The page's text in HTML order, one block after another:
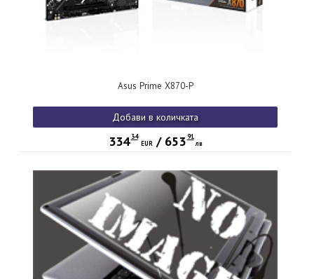
Asus Prime X870-P
Добави в количката
334 34
EUR/ 653 91
лв